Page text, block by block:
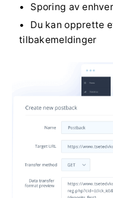
Sporing av
Du kan opprette
tilbakemeldinger